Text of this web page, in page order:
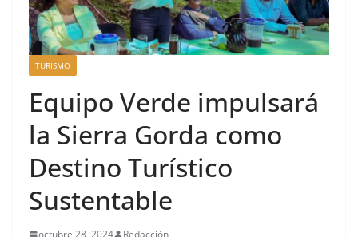
TURISMO
Equipo Verde impulsará
la Sierra Gorda como
Destino Turístico
Sustentable